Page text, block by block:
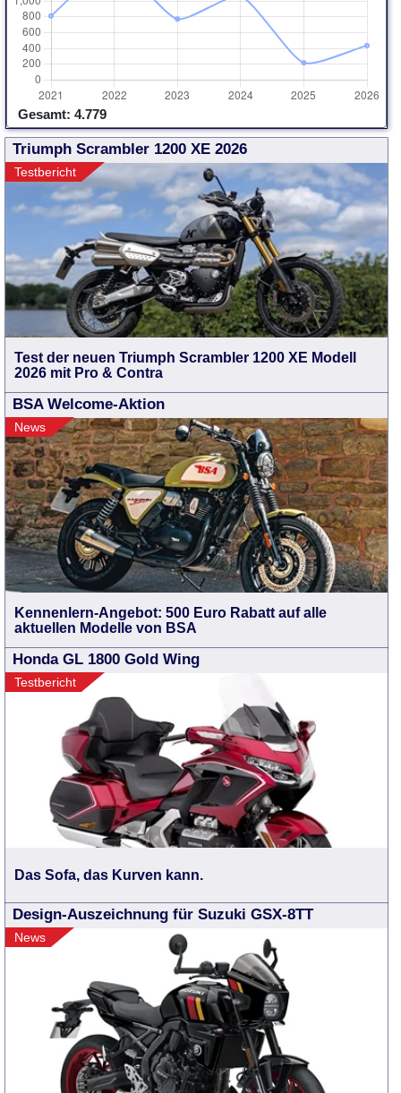
Gesamt: 4.779
Triumph Scrambler 1200 XE 2026
Testbericht
Test der neuen Triumph Scrambler 1200 XE Modell
2026 mit Pro & Contra
BSA Welcome-Aktion
News
Kennenlern-Angebot: 500 Euro Rabatt auf alle
aktuellen Modelle von BSA
Honda GL 1800 Gold Wing
Testbericht
Das Sofa, das Kurven kann.
Design-Auszeichnung für Suzuki GSX-8TT
News